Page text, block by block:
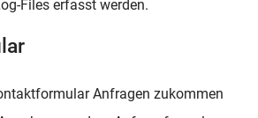
Files erfasst werden.
Anfragen zukommen